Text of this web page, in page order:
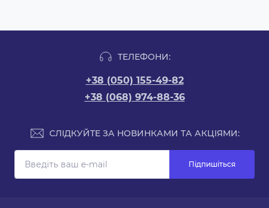
ТЕЛЕФОНИ:
+38 (050) 155-49-82
+38 (068) 974-88-36
СЛІДКУЙТЕ ЗА НОВИНКАМИ ТА АКЦІЯМИ:
Підпишіться